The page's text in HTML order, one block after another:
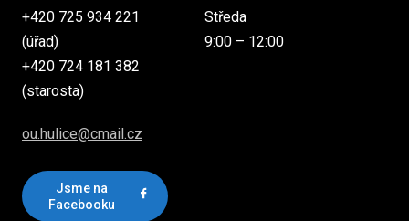
+420 725 934 221
(úřad)
+420 724 181 382
(starosta)
ou.hulice@cmail.cz
Jsme na
Facebooku
Středa
9:00 – 12:00